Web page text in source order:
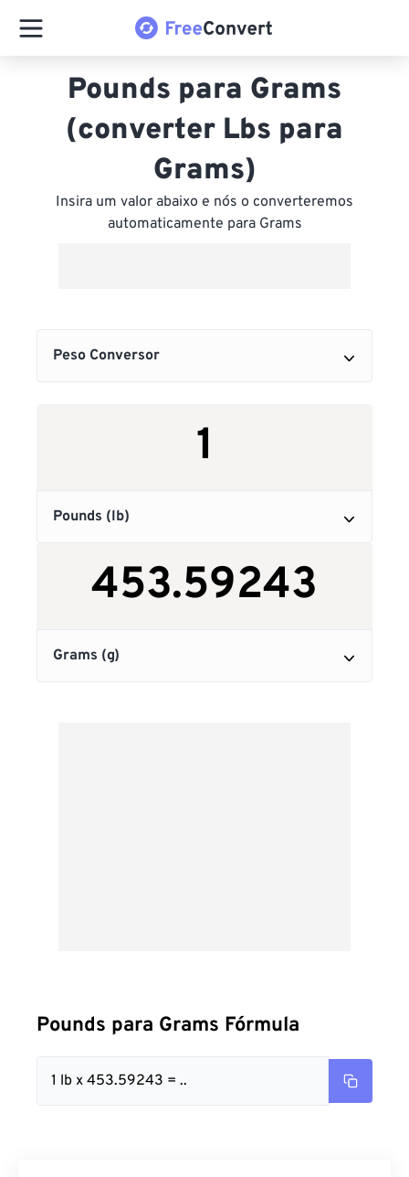
Pounds para Grams
(converter Lbs para
Grams)
Insira um valor abaixo e nós o converteremos
automaticamente para Grams
Pounds para Grams Fórmula
1 lb x 453.59243 = ..